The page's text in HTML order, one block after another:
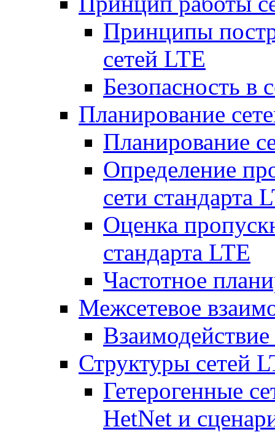
Принципы
сетей LTE
Безопасность в
Планирование
Планирование
Определение
сети стандарта
Оценка
стандарта LTE
Частотное
Межсетевое
Структуры сетей
Гетерогенные
HetNet и